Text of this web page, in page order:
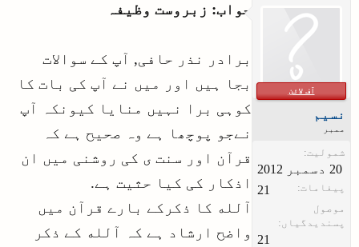
آف لائن
نسیم
ممبر
شمولیت:
پیغامات: 21
موصول
پسندیدگیاں:
21
جواب: زبروست وظیفہ
برادر نذر حافی, آپ کے سوالات
بجا ہیں اور میں نے آپ کی بات کا
کوہی برا نہیں منایا کیونکہ آپ
نےجو پوچھا ہے وہ صحیح ہے کہ
قرآن اور سنت ی کی روشنی میں ان
اذکار کی کیا حثیت ہے.
آلله کا ذکرکے بارے قرآن میں
واضح ارشاد ہے کہ آلله کے ذکر